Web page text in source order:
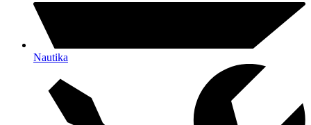
Nautika